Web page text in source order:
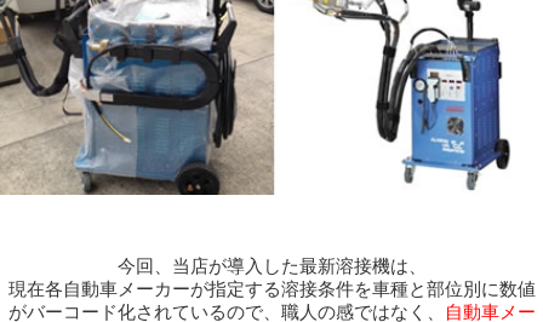
今回、当店が導入した最新溶接機は、
現在各自動車メーカーが指定する溶接条件を車種と部位別に数値
がバーコード化されているので、職人の感ではなく、
自動車メー